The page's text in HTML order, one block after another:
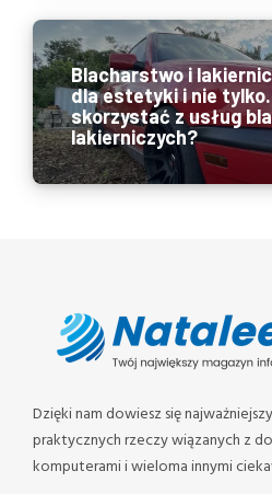
Blacharstwo i
dla estetyki i nie
skorzystać z usług
lakierniczych?
Dzięki nam dowiesz się
praktycznych rzeczy wiązanych z
komputerami i wieloma innymi